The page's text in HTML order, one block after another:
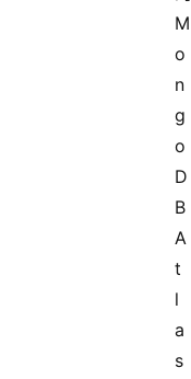
M
o
n
g
o
D
B
A
t
l
a
s